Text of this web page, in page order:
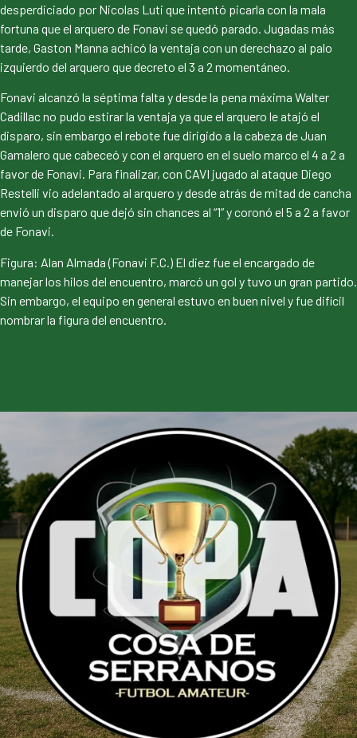
desperdiciado por Nicolas Luti que intentó picarla con la mala
fortuna que el arquero de Fonavi se quedó parado. Jugadas más
tarde, Gaston Manna achicó la ventaja con un derechazo al palo
izquierdo del arquero que decreto el 3 a 2 momentáneo.
Fonavi alcanzó la séptima falta y desde la pena máxima Walter
Cadillac no pudo estirar la ventaja ya que el arquero le atajó el
disparo, sin embargo el rebote fue dirigido a la cabeza de Juan
Gamalero que cabeceó y con el arquero en el suelo marco el 4 a 2 a
favor de Fonavi. Para finalizar, con CAVI jugado al ataque Diego
Restelli vio adelantado al arquero y desde atrás de mitad de cancha
envió un disparo que dejó sin chances al “1” y coronó el 5 a 2 a favor
de Fonavi.
Figura: Alan Almada (Fonavi F.C.) El diez fue el encargado de
manejar los hilos del encuentro, marcó un gol y tuvo un gran partido.
Sin embargo, el equipo en general estuvo en buen nivel y fue difícil
nombrar la figura del encuentro.